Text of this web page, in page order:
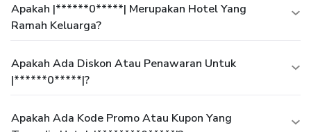
Apakah |******0*****| Merupakan Hotel Yang
Ramah Keluarga?
Apakah Ada Diskon Atau Penawaran Untuk
|******0*****|?
Apakah Ada Kode Promo Atau Kupon Yang